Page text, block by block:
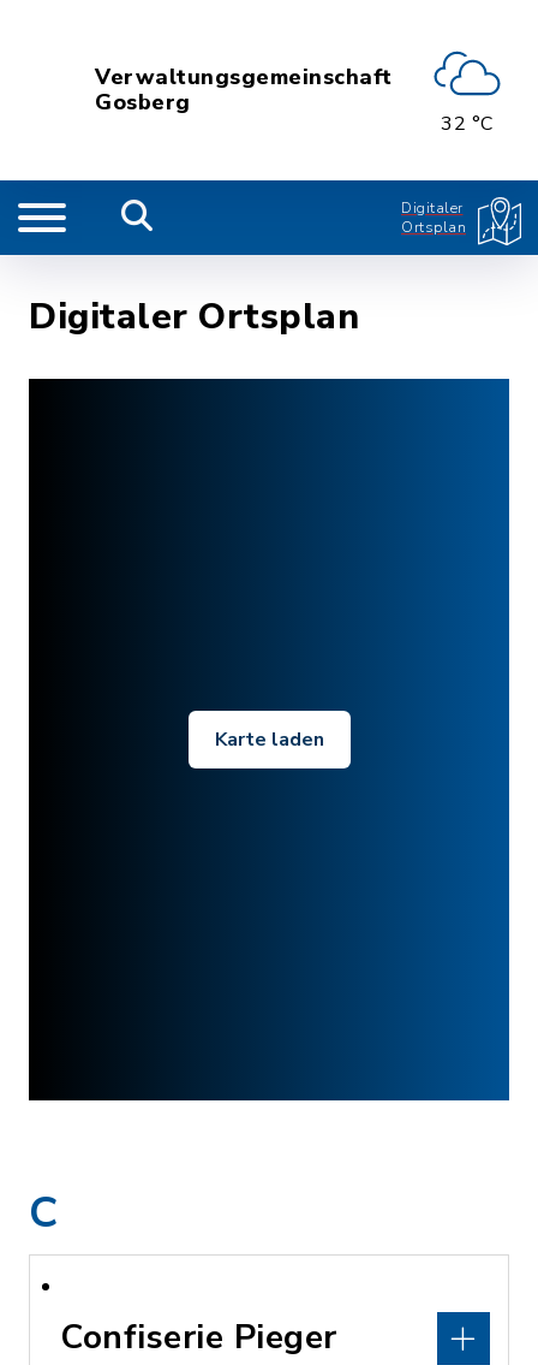
Verwaltungsgemeinschaft
Gosberg
32 °C
Digitaler
Ortsplan
Digitaler Ortsplan
Karte laden
C
Confiserie Pieger